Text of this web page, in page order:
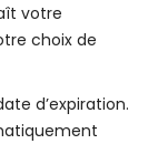
votre
choix de
d’expiration.